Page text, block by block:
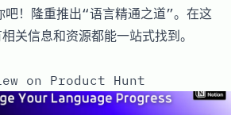
！隆重推出“语言精通之道”。在这
关信息和资源都能一站式找到。
on Product Hunt